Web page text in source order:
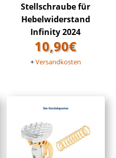
Stellschraube für
Hebelwiderstand
Infinity 2024
10,90€
+Versandkosten